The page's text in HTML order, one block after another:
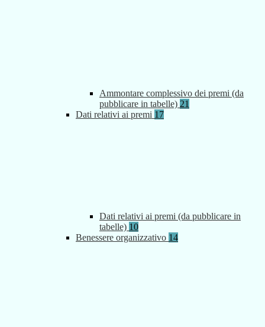
Ammontare complessivo dei premi (da
pubblicare in tabelle) 21
Dati relativi ai premi 17
Dati relativi ai premi (da pubblicare in
tabelle) 10
Benessere organizzativo 14